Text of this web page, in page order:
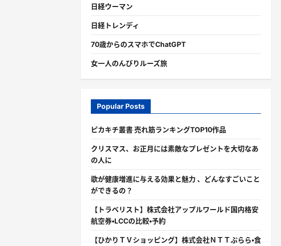
日経ウーマン
日経トレンディ
70歳からのスマホでChatGPT
女一人のんびりルーズ旅
Popular Posts
ピカキチ叢書 売れ筋ランキングTOP10作品
クリスマス、お正月には素敵なプレゼントを大切なあ
の人に
歌が健康増進に与える効果と魅力 、どんなすごいこと
ができるの？
【トラベリスト】株式会社アップルワールド国内格安
航空券・LCCの比較・予約
【ひかりＴＶショッピング】株式会社ＮＴＴぷらら・食